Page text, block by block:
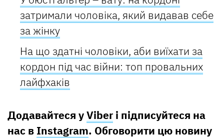
затримали чоловіка, який видавав себе
за жінку
На що здатні чоловіки, аби виїхати за
кордон під час війни: топ провальних
лайфхаків
Додавайтеся уViber і підписуйтеся на
нас в Instagram. Обговорити цю новину